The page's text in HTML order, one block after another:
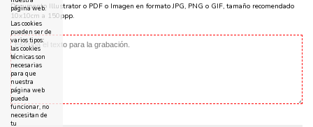
Documento Illustrator o PDF o Imagen en formato JPG, PNG o GIF, tamaño recomendado
10x10cm a 150ppp.
página web.
Las cookies
pueden ser de
varios tipos:
las cookies
técnicas son
necesarias
para que
nuestra
página web
pueda
funcionar, no
necesitan de
tu